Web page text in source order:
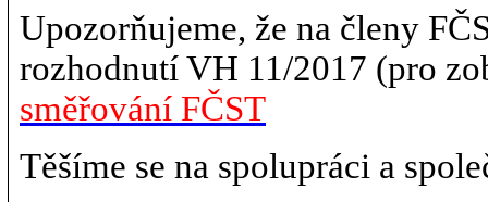
Upozorňujeme, že na členy
rozhodnutí VH 11/2017 (pro
směřování FČST
Těšíme se na spolupráci a